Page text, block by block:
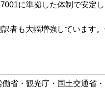
に準拠した体制で安定
者も大幅増強しています
省・観光庁・国土交通省